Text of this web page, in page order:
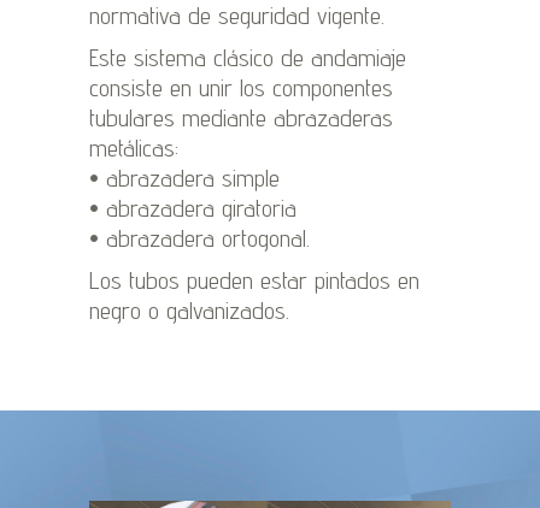
normativa de seguridad vigente.
Este sistema clásico de andamiaje
consiste en unir los componentes
tubulares mediante abrazaderas
metálicas:
• abrazadera simple
• abrazadera giratoria
• abrazadera ortogonal.
Los tubos pueden estar pintados en
negro o galvanizados.